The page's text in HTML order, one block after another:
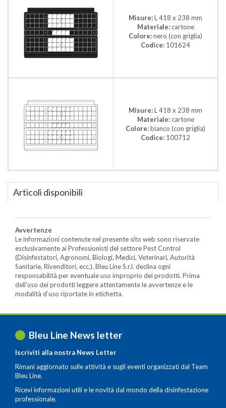
Misure:L 418 x 238 mm
Materiale:cartone
Colore:nero (con griglia)
Codice: 101624
Misure:L 418 x 238 mm
Materiale:cartone
Colore:bianco (con griglia)
Codice: 100712
Articoli disponibili
Avvertenze
Le informazioni contenute nel presente sito web sono riservate
esclusivamente ai Professionisti del settore Pest Control
(Disinfestatori, Agronomi, Biologi, Medici, Veterinari, Autorità
Sanitarie, Rivenditori, ecc.). Bleu Line S.r.l. declina ogni
responsabilità per eventuale uso improprio dei prodotti. Prima
dell’uso dei prodotti leggere attentamente le avvertenze e le
modalità d’uso riportate in etichetta.
Bleu Line News letter
Iscriviti alla nostra News Letter
Rimani aggiornato sulle attività e sugli eventi organizzati dal Team
Bleu Line.
Ricevi informazioni utili e le novità dal mondo della disinfestazione
professionale.